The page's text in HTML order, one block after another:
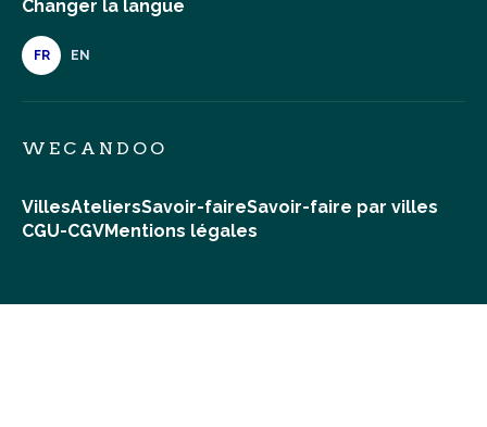
Changer la langue
FR EN
WECANDOO
VillesAteliersSavoir-faireSavoir-faire par villes
CGU-CGVMentions légales